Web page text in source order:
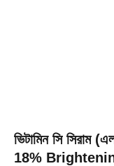
ভিটামিন সি সিরাম
18%